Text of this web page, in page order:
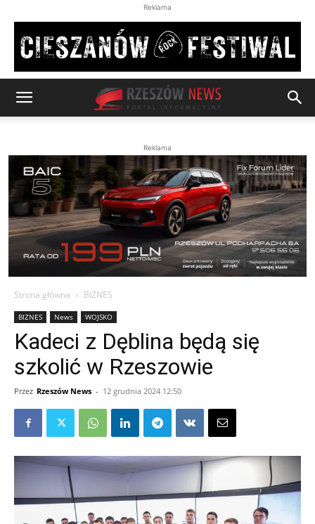
Reklama
Reklama
Strona główna BIZNES
BIZNES News WOJSKO
Kadeci z Dęblina będą się
szkolić w Rzeszowie
Przez Rzeszów News - 12 grudnia 2024 12:50